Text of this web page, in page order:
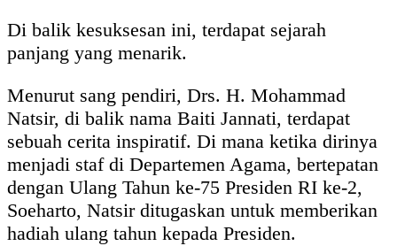
Di balik kesuksesan ini, terdapat sejarah
panjang yang menarik.
Menurut sang pendiri, Drs. H. Mohammad
Natsir, di balik nama Baiti Jannati, terdapat
sebuah cerita inspiratif. Di mana ketika dirinya
menjadi staf di Departemen Agama, bertepatan
dengan Ulang Tahun ke-75 Presiden RI ke-2,
Soeharto, Natsir ditugaskan untuk memberikan
hadiah ulang tahun kepada Presiden.